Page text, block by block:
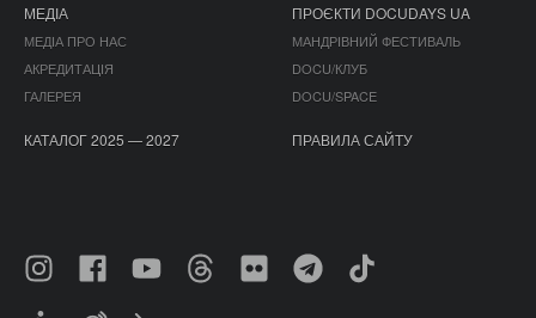
МЕДІА
МЕДІА ПРО НАС
АКРЕДИТАЦІЯ
ГАЛЕРЕЯ
ПРОЄКТИ DOCUDAYS UA
МАНДРІВНИЙ ФЕСТИВАЛЬ
DOCU/КЛУБ
DOCU/SPACE
КАТАЛОГ 2025 — 2027 ПРАВИЛА САЙТУ